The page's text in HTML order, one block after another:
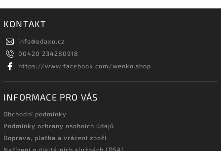
KONTAKT
info@edaxo.cz
00420 234280918
https://www.facebook.com/wenko.shop
INFORMACE PRO VÁS
Obchodní podmínky
Podmínky ochrany osobních údajů
Doprava, platba a vrácení zboží